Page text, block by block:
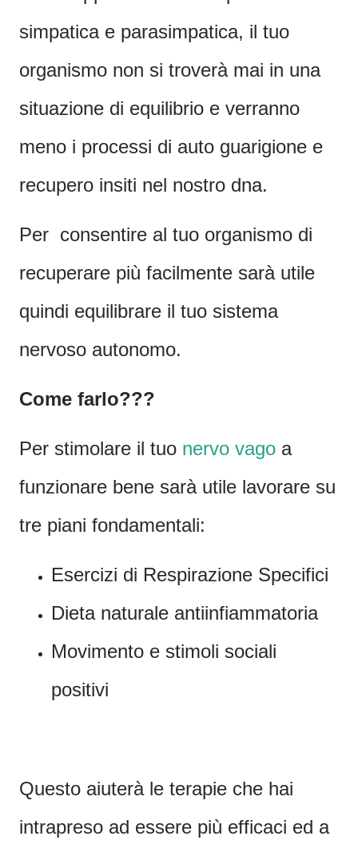
simpatica e parasimpatica, il tuo
organismo non si troverà mai in una
situazione di equilibrio e verranno
meno i processi di auto guarigione e
recupero insiti nel nostro dna.
Per consentire al tuo organismo di
recuperare più facilmente sarà utile
quindi equilibrare il tuo sistema
nervoso autonomo.
Come farlo???
Per stimolare il tuo nervo vago a
funzionare bene sarà utile lavorare su
tre piani fondamentali:
Esercizi di Respirazione Specifici
Dieta naturale antiinfiammatoria
Movimento e stimoli sociali
positivi
Questo aiuterà le terapie che hai
intrapreso ad essere più efficaci ed a